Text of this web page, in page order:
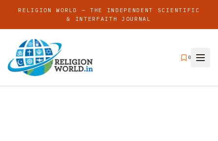
RELIGION WORLD — THE INDEPENDENT SCIENTIFIC
& INTERFAITH JOURNAL
0